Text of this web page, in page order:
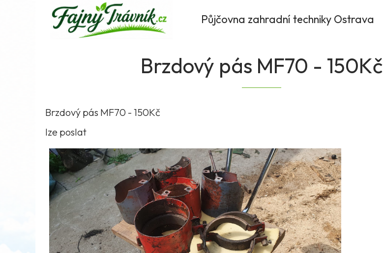
Fajnytravnik.cz Půjčovna zahradní techniky Ostrava
Brzdový pás MF70 - 150Kč
Brzdový pás MF70 - 150Kč
lze poslat